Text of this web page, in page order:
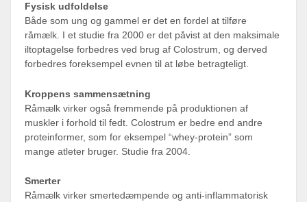
Fysisk udfoldelse
Både som ung og gammel er det en fordel at tilføre
råmælk. I et studie fra 2000 er det påvist at den maksimale
iltoptagelse forbedres ved brug af Colostrum, og derved
forbedres foreksempel evnen til at løbe betragteligt.
Kroppens sammensætning
Råmælk virker også fremmende på produktionen af
muskler i forhold til fedt. Colostrum er bedre end andre
proteinformer, som for eksempel “whey-protein” som
mange atleter bruger. Studie fra 2004.
Smerter
Råmælk virker smertedæmpende og anti-inflammatorisk